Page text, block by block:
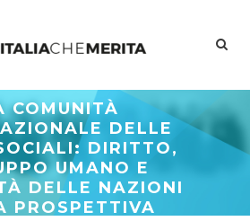
COMUNITÀ
DELLE
DIRITTO,
UMANO E
DELLE NAZIONI
PROSPETTIVA